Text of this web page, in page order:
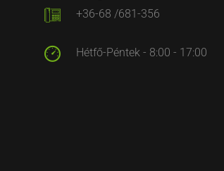
+36-68 /681-356
Hétfő-Péntek - 8:00 - 17:00